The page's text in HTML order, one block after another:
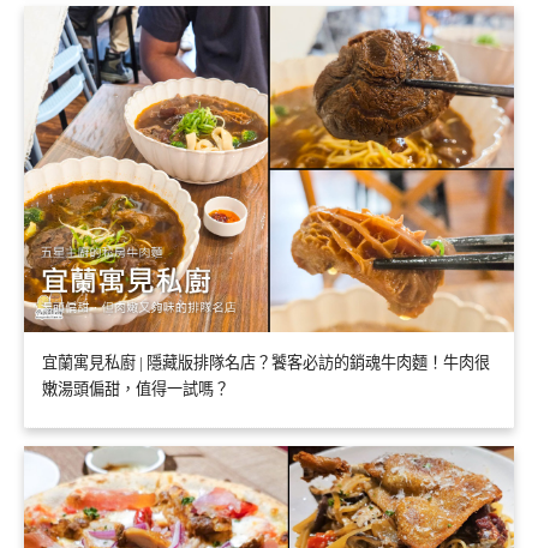
宜蘭寓見私廚 | 隱藏版排隊名店？饕客必訪的銷魂牛肉麵！牛肉很
嫩湯頭偏甜，值得一試嗎？